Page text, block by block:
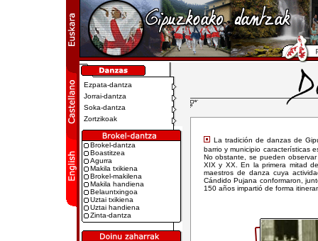
Ezpata-dantza
Jorrai-dantza
Soka-dantza
Zortzikoak
Brokel-dantza
Boastitzea
Agurra
Makila txikiena
Brokel-makilena
Makila handiena
Belauntxingoa
Uztai txikiena
Uztai handiena
Zinta-dantza
La tradición de danzas de
barrio y municipio características
No obstante, se pueden
XIX y XX. En la primera mitad
maestros de danza cuya
Cándido Pujana conformaron,
150 años impartió de forma